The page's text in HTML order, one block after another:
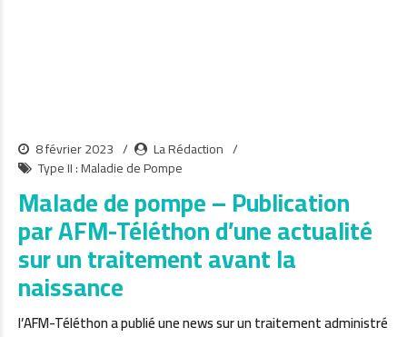
8 février 2023
La Rédaction
Type II : Maladie de Pompe
Malade de pompe – Publication
par AFM-Téléthon d’une actualité
sur un traitement avant la
naissance
l’AFM-Téléthon a publié une news sur un traitement administré